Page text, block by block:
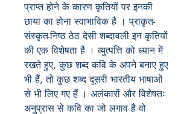
प्राप्त होने के कारण कृतियों पर इनकी
छाया का होना स्वाभाविक है । प्राकृत-
संस्कृत-निष्ठ ठेठ देसी शब्दावली इन कृतियों
की एक विशेषता है । व्युत्पत्ति को ध्यान में
रखते हुए, कुछ शब्द कवि के अपने बनाए हुए
भी हैं, तो कुछ शब्द दूसरी भारतीय भाषाओं
से भी लिए गए हैं । अलंकारों और विशेषतः
अनुप्रास से कवि का जो लगाव है वो